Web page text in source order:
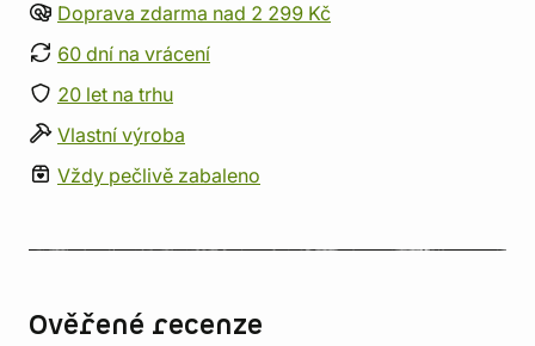
Doprava zdarma nad 2 299 Kč
60 dní na vrácení
20 let na trhu
Vlastní výroba
Vždy pečlivě zabaleno
Ověřené recenze